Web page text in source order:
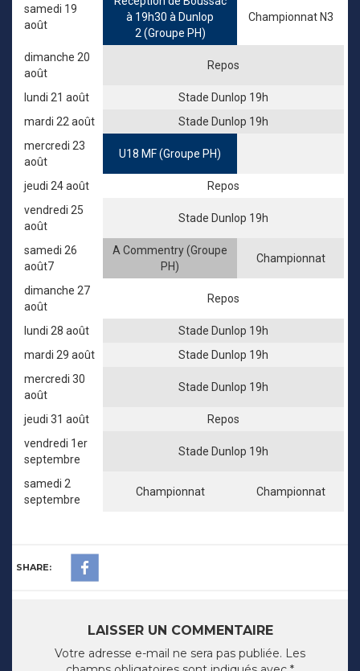
samedi 19
août
à 19h30 à Dunlop
2 (Groupe PH)
Championnat N3
dimanche 20
août
Repos
lundi 21 août
Stade Dunlop 19h
mardi 22 août
Stade Dunlop 19h
mercredi 23
août
U18 MF (Groupe PH)
jeudi 24 août
Repos
vendredi 25
août
Stade Dunlop 19h
samedi 26
août7
A Commentry (Groupe
PH)
Championnat
dimanche 27
août
Repos
lundi 28 août
Stade Dunlop 19h
mardi 29 août
Stade Dunlop 19h
mercredi 30
août
Stade Dunlop 19h
jeudi 31 août
Repos
vendredi 1er
septembre
Stade Dunlop 19h
samedi 2
septembre
Championnat Championnat
SHARE:
LAISSER UN COMMENTAIRE
Votre adresse e-mail ne sera pas publiée. Les